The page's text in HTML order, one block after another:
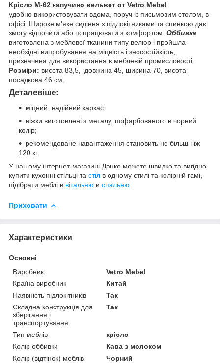
Крісло М-62 капучино вельвет от Vetro Mebel
удобно використовувати вдома, поруч із письмовим столом, в
офісі. Широке м'яке сидіння з підлокітниками та спинкою дає
змогу відпочити або попрацювати з комфортом. Оббивка
виготовлена з меблевої тканини типу велюр і пройшла
необхідні випробування на міцність і зносостійкість,
призначена для використання в меблевій промисловості.
Розміри: висота 83,5, довжина 45, ширина 70, висота
посадкова 46 см.
Деталевіше:
міцний, надійний каркас;
ніжки виготовлені з металу, пофарбованого в чорний
колір;
рекомендоване навантаження становить не більш ніж
120 кг.
У нашому інтернет-магазині Данко можете швидко та вигідно
купити кухонні стільці та стіл в одному стилі та колірній гамі,
підібрати меблі в вітальню и спальню
Приховати
Характеристики
Основні
Виробник
Vetro Mebel
Країна виробник
Китай
Наявність підлокітників
Так
Складна конструкція для
зберігання і
транспортування
Так
Тип меблів
крісло
Колір оббивки
Кава з молоком
Колір (відтінок) меблів
Чорний